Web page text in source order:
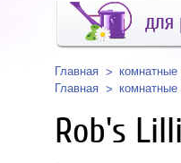
для
Главная
комнатные
Главная
комнатные
Rob's